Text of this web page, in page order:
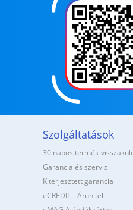
Szolgáltatások
30 napos termék-
Garancia és szerviz
Kiterjesztett garancia
eCREDIT - Áruhitel